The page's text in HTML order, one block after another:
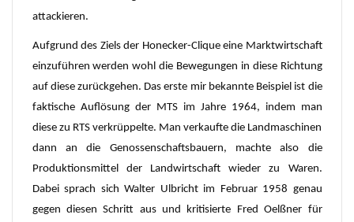
attackieren.
Aufgrund des Ziels der Honecker-Clique eine Marktwirtschaft
einzuführen werden wohl die Bewegungen in diese Richtung
auf diese zurückgehen. Das erste mir bekannte Beispiel ist die
faktische Auflösung der MTS im Jahre 1964, indem man
diese zu RTS verkrüppelte. Man verkaufte die Landmaschinen
dann an die Genossenschaftsbauern, machte also die
Produktionsmittel der Landwirtschaft wieder zu Waren.
Dabei sprach sich Walter Ulbricht im Februar 1958 genau
gegen diesen Schritt aus und kritisierte Fred Oelßner für